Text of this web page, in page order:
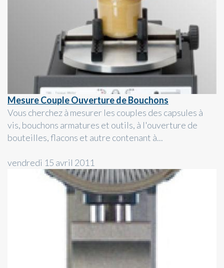
Mesure Couple Ouverture de Bouchons
Vous cherchez à mesurer les couples des capsules à
vis, bouchons armatures et outils, à l'ouverture de
bouteilles, flacons et autre contenant à...
vendredi 15 avril 2011